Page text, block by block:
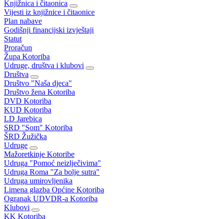
Knjižnica i čitaonica
Vijesti iz knjižnice i čitaonice
Plan nabave
Godišnji financijski izvještaji
Statut
Proračun
Župa Kotoriba
Udruge, društva i klubovi
Društva
Društvo "Naša djeca"
Društvo žena Kotoriba
DVD Kotoriba
KUD Kotoriba
LD Jarebica
SRD "Som" Kotoriba
ŠRD Žužička
Udruge
Mažoretkinje Kotoribe
Udruga "Pomoć neizlječivima"
Udruga Roma "Za bolje sutra"
Udruga umirovljenika
Limena glazba Općine Kotoriba
Ogranak UDVDR-a Kotoriba
Klubovi
KK Kotoriba